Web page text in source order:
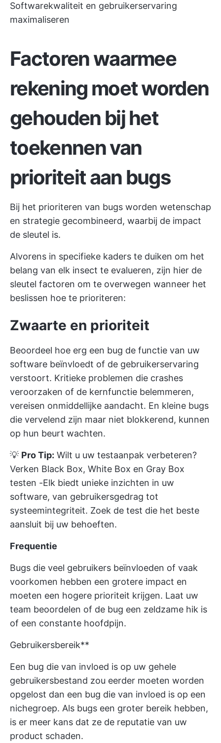
Softwarekwaliteit en gebruikerservaring
maximaliseren
Factoren waarmee
rekening moet worden
gehouden bij het
toekennen van
prioriteit aan bugs
Bij het prioriteren van bugs worden wetenschap
en strategie gecombineerd, waarbij de impact
de sleutel is.
Alvorens in specifieke kaders te duiken om het
belang van elk insect te evalueren, zijn hier de
sleutel factoren om te overwegen wanneer het
beslissen hoe te prioriteren:
Zwaarte en prioriteit
Beoordeel hoe erg een bug de functie van uw
software beïnvloedt of de gebruikerservaring
verstoort. Kritieke problemen die crashes
veroorzaken of de kernfunctie belemmeren,
vereisen onmiddellijke aandacht. En kleine bugs
die vervelend zijn maar niet blokkerend, kunnen
op hun beurt wachten.
💡 Pro Tip: Wilt u uw testaanpak verbeteren?
Verken Black Box, White Box en Gray Box
testen -Elk biedt unieke inzichten in uw
software, van gebruikersgedrag tot
systeemintegriteit. Zoek de test die het beste
aansluit bij uw behoeften.
Frequentie
Bugs die veel gebruikers beïnvloeden of vaak
voorkomen hebben een grotere impact en
moeten een hogere prioriteit krijgen. Laat uw
team beoordelen of de bug een zeldzame hik is
of een constante hoofdpijn.
Gebruikersbereik**
Een bug die van invloed is op uw gehele
gebruikersbestand zou eerder moeten worden
opgelost dan een bug die van invloed is op een
nichegroep. Als bugs een groter bereik hebben,
is er meer kans dat ze de reputatie van uw
product schaden.